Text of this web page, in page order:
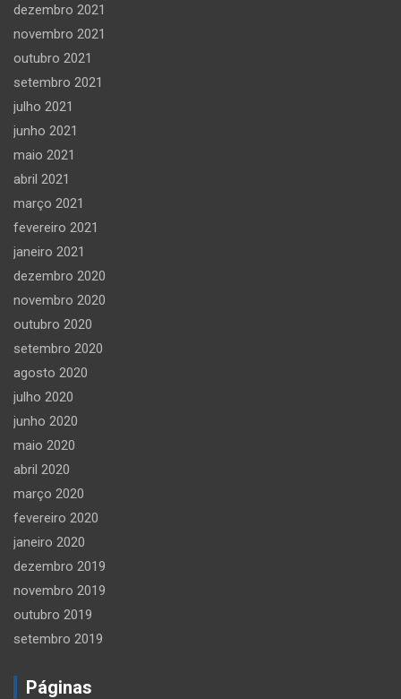
dezembro 2021
novembro 2021
outubro 2021
setembro 2021
julho 2021
junho 2021
maio 2021
abril 2021
março 2021
fevereiro 2021
janeiro 2021
dezembro 2020
novembro 2020
outubro 2020
setembro 2020
agosto 2020
julho 2020
junho 2020
maio 2020
abril 2020
março 2020
fevereiro 2020
janeiro 2020
dezembro 2019
novembro 2019
outubro 2019
setembro 2019
Páginas